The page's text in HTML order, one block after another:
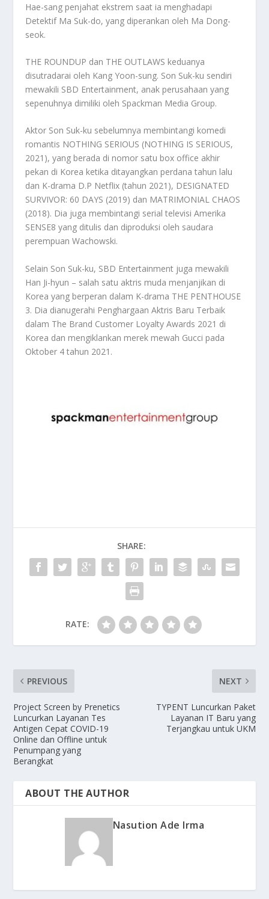
Hae-sang penjahat ekstrem saat ia menghadapi
Detektif Ma Suk-do, yang diperankan oleh Ma Dong-
seok.
THE ROUNDUP dan THE OUTLAWS keduanya
disutradarai oleh Kang Yoon-sung. Son Suk-ku sendiri
mewakili SBD Entertainment, anak perusahaan yang
sepenuhnya dimiliki oleh Spackman Media Group.
Aktor Son Suk-ku sebelumnya membintangi komedi
romantis NOTHING SERIOUS (NOTHING IS SERIOUS,
2021), yang berada di nomor satu box office akhir
pekan di Korea ketika ditayangkan perdana tahun lalu
dan K-drama D.P Netflix (tahun 2021), DESIGNATED
SURVIVOR: 60 DAYS (2019) dan MATRIMONIAL CHAOS
(2018). Dia juga membintangi serial televisi Amerika
SENSE8 yang ditulis dan diproduksi oleh saudara
perempuan Wachowski.
Selain Son Suk-ku, SBD Entertainment juga mewakili
Han Ji-hyun – salah satu aktris muda menjanjikan di
Korea yang berperan dalam K-drama THE PENTHOUSE
3. Dia dianugerahi Penghargaan Aktris Baru Terbaik
dalam The Brand Customer Loyalty Awards 2021 di
Korea dan mengiklankan merek mewah Gucci pada
Oktober 4 tahun 2021.
SHARE:
RATE:
PREVIOUS
Project Screen by Prenetics
Luncurkan Layanan Tes
Antigen Cepat COVID-19
Online dan Offline untuk
Penumpang yang
Berangkat
NEXT
TYPENT Luncurkan Paket
Layanan IT Baru yang
Terjangkau untuk UKM
ABOUT THE AUTHOR
Nasution Ade Irma